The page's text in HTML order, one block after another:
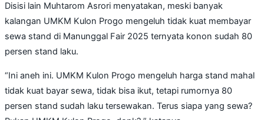
Disisi lain Muhtarom Asrori menyatakan, meski banyak
kalangan UMKM Kulon Progo mengeluh tidak kuat membayar
sewa stand di Manunggal Fair 2025 ternyata konon sudah 80
persen stand laku.
“Ini aneh ini. UMKM Kulon Progo mengeluh harga stand mahal
tidak kuat bayar sewa, tidak bisa ikut, tetapi rumornya 80
persen stand sudah laku tersewakan. Terus siapa yang sewa?